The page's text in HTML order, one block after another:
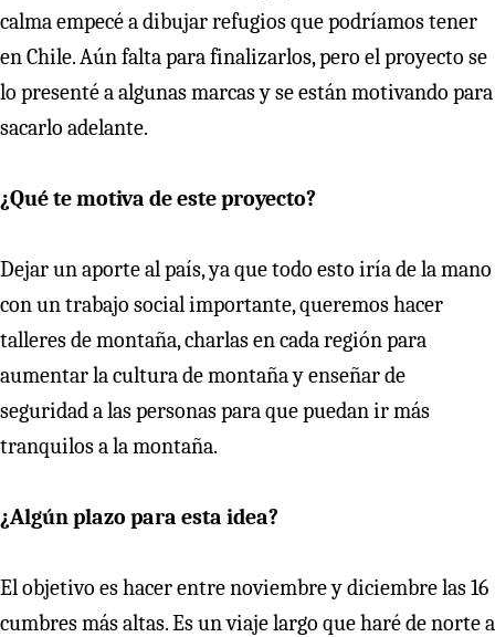
calma empecé a dibujar refugios que podríamos tener
en Chile. Aún falta para finalizarlos, pero el proyecto se
lo presenté a algunas marcas y se están motivando para
sacarlo adelante.
¿Qué te motiva de este proyecto?
Dejar un aporte al país, ya que todo esto iría de la mano
con un trabajo social importante, queremos hacer
talleres de montaña, charlas en cada región para
aumentar la cultura de montaña y enseñar de
seguridad a las personas para que puedan ir más
tranquilos a la montaña.
¿Algún plazo para esta idea?
El objetivo es hacer entre noviembre y diciembre las 16
cumbres más altas. Es un viaje largo que haré de norte a